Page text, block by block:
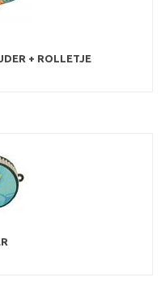
+ ROLLETJE